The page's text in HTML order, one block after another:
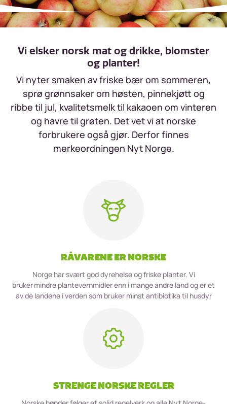
Vi elsker norsk mat og drikke, blomster
og planter!
Vi nyter smaken av friske bær om sommeren,
sprø grønnsaker om høsten, pinnekjøtt og
ribbe til jul, kvalitetsmelk til kakaoen om vinteren
og havre til grøten. Det vet vi at norske
forbrukere også gjør. Derfor finnes
merkeordningen Nyt Norge.
RÅVARENE ER NORSKE
Norge har svært god dyrehelse og friske planter. Vi
bruker mindre plantevernmidler enn i mange andre land og er et
av de landene i verden som bruker minst antibiotika til husdyr
STRENGE NORSKE REGLER